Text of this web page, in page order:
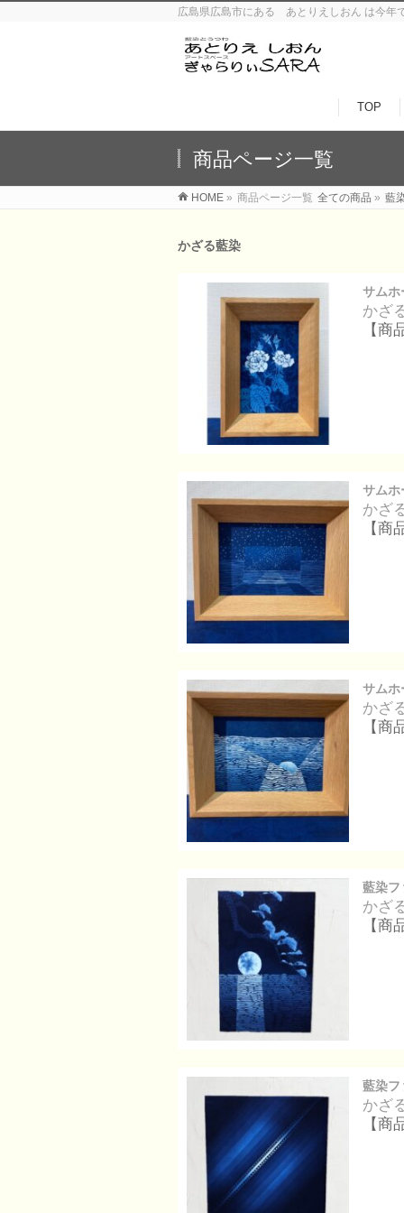
広島県広島市にある あとりえしおん は今年
TOP
商品ページ一覧
HOME » 商品ページ一覧 全ての商品 » 藍
かざる藍染
サムホ
かざ
【
サムホ
かざ
【
サムホ
かざ
【
藍染フ
かざ
【
藍染フ
かざ
【